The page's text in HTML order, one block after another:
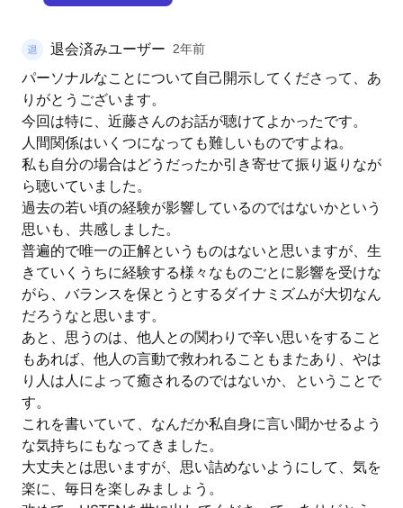
退会済みユーザー 2年前
パーソナルなことについて自己開示してくださって、あ
りがとうございます。
今回は特に、近藤さんのお話が聴けてよかったです。
人間関係はいくつになっても難しいものですよね。
私も自分の場合はどうだったか引き寄せて振り返りなが
ら聴いていました。
過去の若い頃の経験が影響しているのではないかという
思いも、共感しました。
普遍的で唯一の正解というものはないと思いますが、生
きていくうちに経験する様々なものごとに影響を受けな
がら、バランスを保とうとするダイナミズムが大切なん
だろうなと思います。
あと、思うのは、他人との関わりで辛い思いをすること
もあれば、他人の言動で救われることもまたあり、やは
り人は人によって癒されるのではないか、ということで
す。
これを書いていて、なんだか私自身に言い聞かせるよう
な気持ちにもなってきました。
大丈夫とは思いますが、思い詰めないようにして、気を
楽に、毎日を楽しみましょう。